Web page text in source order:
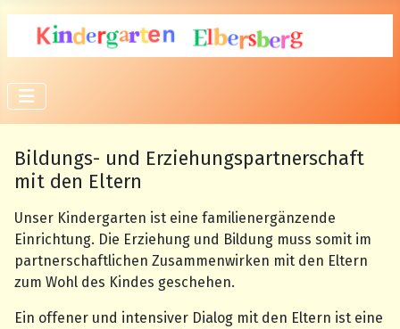
Bildungs- und Erziehungspartnerschaft
mit den Eltern
Unser Kindergarten ist eine familienergänzende
Einrichtung. Die Erziehung und Bildung muss somit im
partnerschaftlichen Zusammenwirken mit den Eltern
zum Wohl des Kindes geschehen.
Ein offener und intensiver Dialog mit den Eltern ist eine